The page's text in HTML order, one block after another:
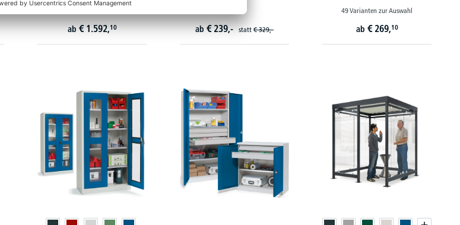
ab€ 1.592,10 ab€ 239,- statt € 329,-
49 Varianten zur Auswahl
ab € 269,10